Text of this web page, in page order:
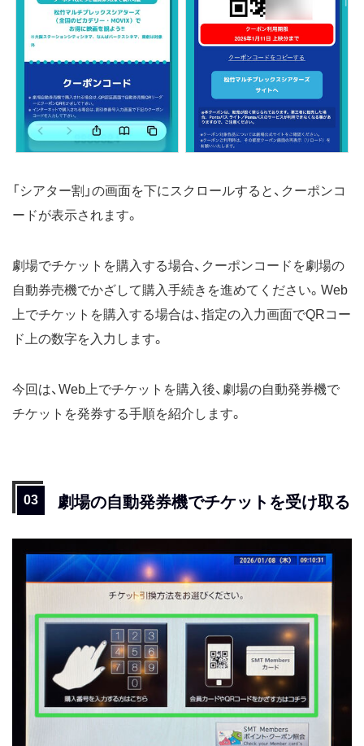
「シアター割」の画面を下にスクロールすると、クーポンコ
ードが表示されます。
劇場でチケットを購入する場合、クーポンコードを劇場の
自動券売機でかざして購入手続きを進めてください。Web
上でチケットを購入する場合は、指定の入力画面でQRコー
ド上の数字を入力します。
今回は、Web上でチケットを購入後、劇場の自動発券機で
チケットを発券する手順を紹介します。
劇場の自動発券機でチケットを受け取る